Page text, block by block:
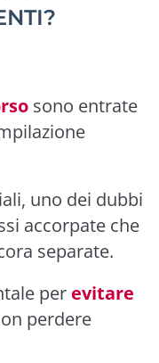
sono entrate
uno dei dubbi
accorpate che
separate.
per evitare
perdere